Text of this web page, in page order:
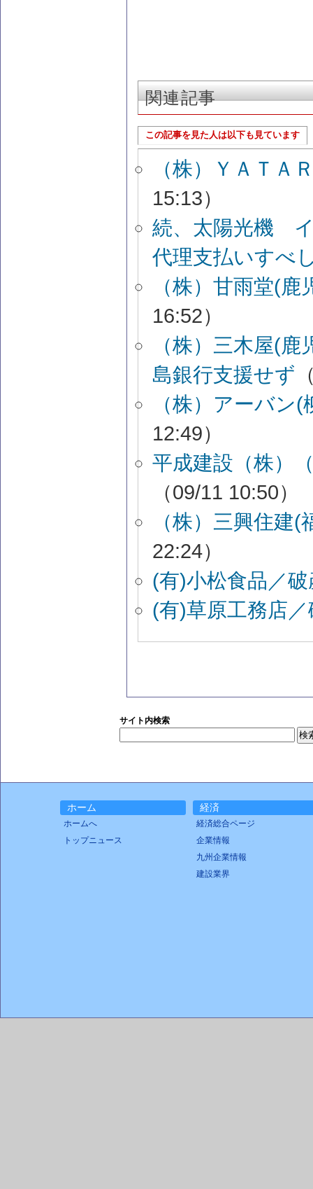
関連記事
この記事を見た人は以下も見ています
（株）ＹＡＴＡ
15:13）
続、太陽光機
代理支払いすべ
（株）甘雨堂(
16:52）
（株）三木屋(
島銀行支援せず
（株）アーバン
12:49）
平成建設（株）
（09/11 10:50）
（株）三興住建
22:24）
(有)小松食品／
(有)草原工務店
サイト内検索
ホーム
ホームへ
トップニュース
経済
経済総合ページ
企業情報
九州企業情報
建設業界